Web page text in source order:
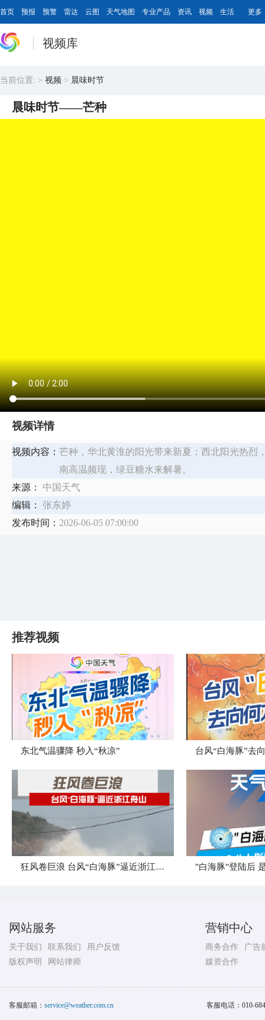
首页 预报 预警 雷达 云图 天气地图 专业产品 资讯 视频 生活 更多
视频库
当前位置: > 视频 > 晨味时节
晨味时节——芒种
视频详情
视频内容： 芒种，华北黄淮的阳光带来新夏；西北阳光热烈
南高温频现，绿豆糖水来解暑。
来源：
中国天气
编辑：
张东婷
发布时间： 2026-06-05 07:00:00
推荐视频
东北气温骤降 秒入“秋凉” 台风“白海豚”去
狂风卷巨浪 台风“白海豚”逼近浙江舟山
网站服务
关于我们 联系我们
用户反馈
版权声明
网站律师
营销中心
商务合作
广告
媒资合作
客服邮箱： service@weather.com.cn 客服电话： 010-